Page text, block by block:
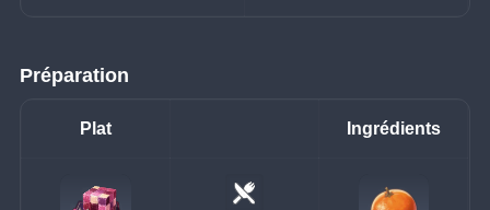
Préparation
Plat Ingrédients